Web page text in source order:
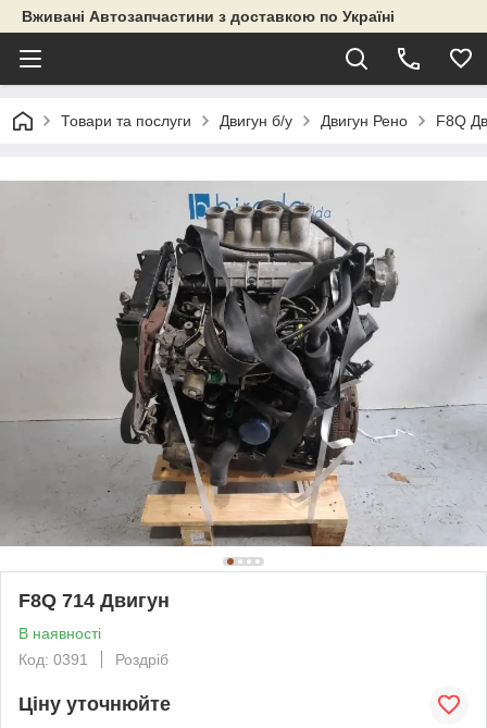
Вживані Автозапчастини з доставкою по Україні
Товари та послуги Двигун б/у Двигун Рено F8Q
F8Q 714 Двигун
В наявності
Код: 0391
Роздріб
Ціну уточнюйте